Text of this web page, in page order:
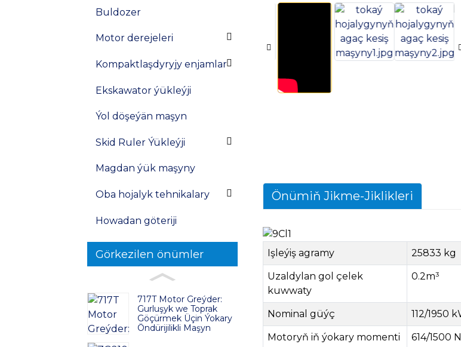
Buldozer
Motor derejeleri
Kompaktlaşdyryjy enjamlar
Ekskawator ýükleýji
Ýol döşeýän maşyn
Skid Ruler Ýükleýji
Magdan ýük maşyny
Oba hojalyk tehnikalary
Howadan göteriji
Görkezilen önümler
717T Motor Greýder:
Gurluşyk we Toprak
Göçürmek Üçin Ýokary
Öndürijilikli Maşyn
Önümiň Jikme-Jiklikleri
Işleýiş agramy 25833 kg
Uzaldylan gol çelek
kuwwaty
0.2m³
Nominal güýç 112/1950
Motoryň iň ýokary momenti 614/1500